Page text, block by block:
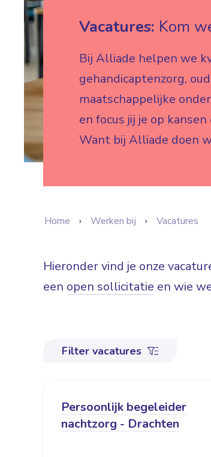
Vacatures: Kom
Bij Alliade helpen we
gehandicaptenzorg,
maatschappelijke
en focus jij je op
Want bij Alliade doen
Home Werken bij Vacatures
Hieronder vind je onze
een open sollicitatie en wie
Filter vacatures
Persoonlijk begeleider
nachtzorg - Drachten